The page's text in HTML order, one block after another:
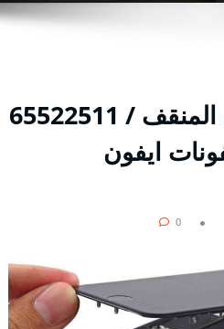
رقم محل تلفونات المنقف / 65522511
ايفون
0